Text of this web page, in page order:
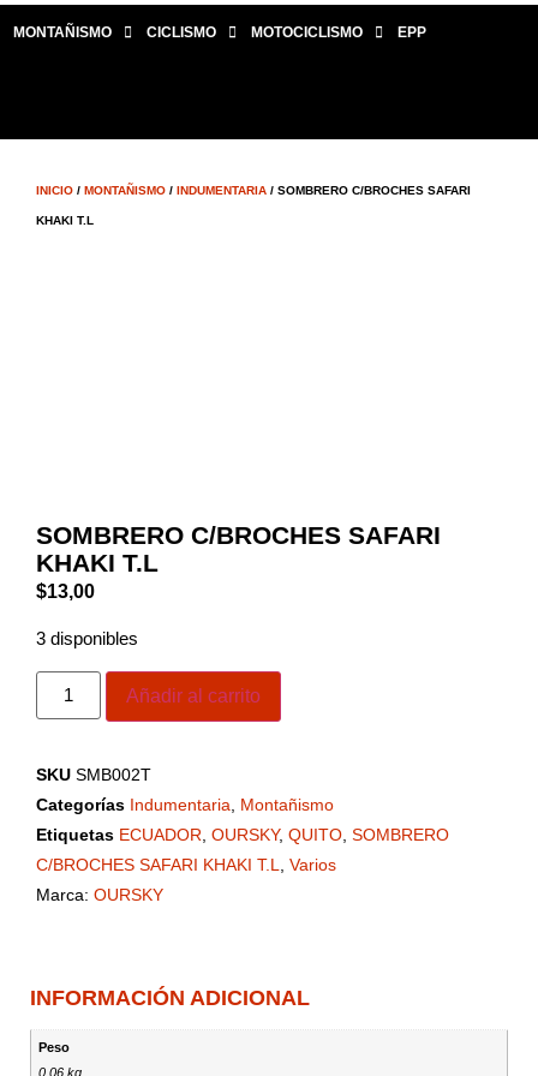
MONTAÑISMO CICLISMO MOTOCICLISMO EPP
INICIO / MONTAÑISMO / INDUMENTARIA / SOMBRERO C/BROCHES SAFARI
KHAKI T.L
SOMBRERO C/BROCHES SAFARI
KHAKI T.L
$13,00
3 disponibles
Añadir al carrito
SKU SMB002T
Categorías Indumentaria, Montañismo
Etiquetas ECUADOR, OURSKY, QUITO, SOMBRERO
C/BROCHES SAFARI KHAKI T.L, Varios
Marca: OURSKY
INFORMACIÓN ADICIONAL
Peso
0,06 kg